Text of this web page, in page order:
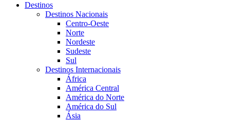
Destinos
Destinos Nacionais
Centro-Oeste
Norte
Nordeste
Sudeste
Sul
Destinos Internacionais
África
América Central
América do Norte
América do Sul
Ásia